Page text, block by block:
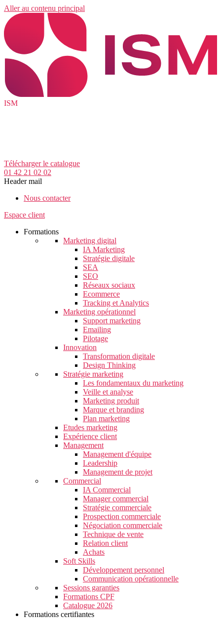
Aller au contenu principal
ISM
Télécharger le catalogue
01 42 21 02 02
Header mail
Nous contacter
Espace client
Formations
Marketing digital
IA Marketing
Stratégie digitale
SEA
SEO
Réseaux sociaux
Ecommerce
Tracking et Analytics
Marketing opérationnel
Support marketing
Emailing
Pilotage
Innovation
Transformation digitale
Design Thinking
Stratégie marketing
Les fondamentaux du marketing
Veille et analyse
Marketing produit
Marque et branding
Plan marketing
Etudes marketing
Expérience client
Management
Management d'équipe
Leadership
Management de projet
Commercial
IA Commercial
Manager commercial
Stratégie commerciale
Prospection commerciale
Négociation commerciale
Technique de vente
Relation client
Achats
Soft Skills
Développement personnel
Communication opérationnelle
Sessions garanties
Formations CPF
Catalogue 2026
Formations certifiantes